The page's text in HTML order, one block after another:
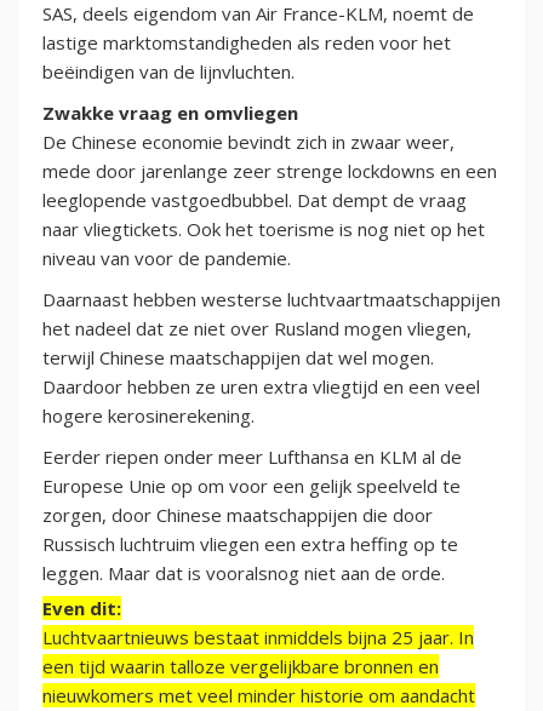
SAS, deels eigendom van Air France-KLM, noemt de
lastige marktomstandigheden als reden voor het
beëindigen van de lijnvluchten.
Zwakke vraag en omvliegen
De Chinese economie bevindt zich in zwaar weer,
mede door jarenlange zeer strenge lockdowns en een
leeglopende vastgoedbubbel. Dat dempt de vraag
naar vliegtickets. Ook het toerisme is nog niet op het
niveau van voor de pandemie.
Daarnaast hebben westerse luchtvaartmaatschappijen
het nadeel dat ze niet over Rusland mogen vliegen,
terwijl Chinese maatschappijen dat wel mogen.
Daardoor hebben ze uren extra vliegtijd en een veel
hogere kerosinerekening.
Eerder riepen onder meer Lufthansa en KLM al de
Europese Unie op om voor een gelijk speelveld te
zorgen, door Chinese maatschappijen die door
Russisch luchtruim vliegen een extra heffing op te
leggen. Maar dat is vooralsnog niet aan de orde.
Even dit:
Luchtvaartnieuws bestaat inmiddels bijna 25 jaar. In
een tijd waarin talloze vergelijkbare bronnen en
nieuwkomers met veel minder historie om aandacht